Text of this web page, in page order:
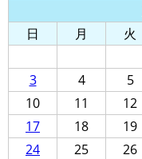
日
月 火
3
4 5
10
11 12
17
18 19
24
25 26